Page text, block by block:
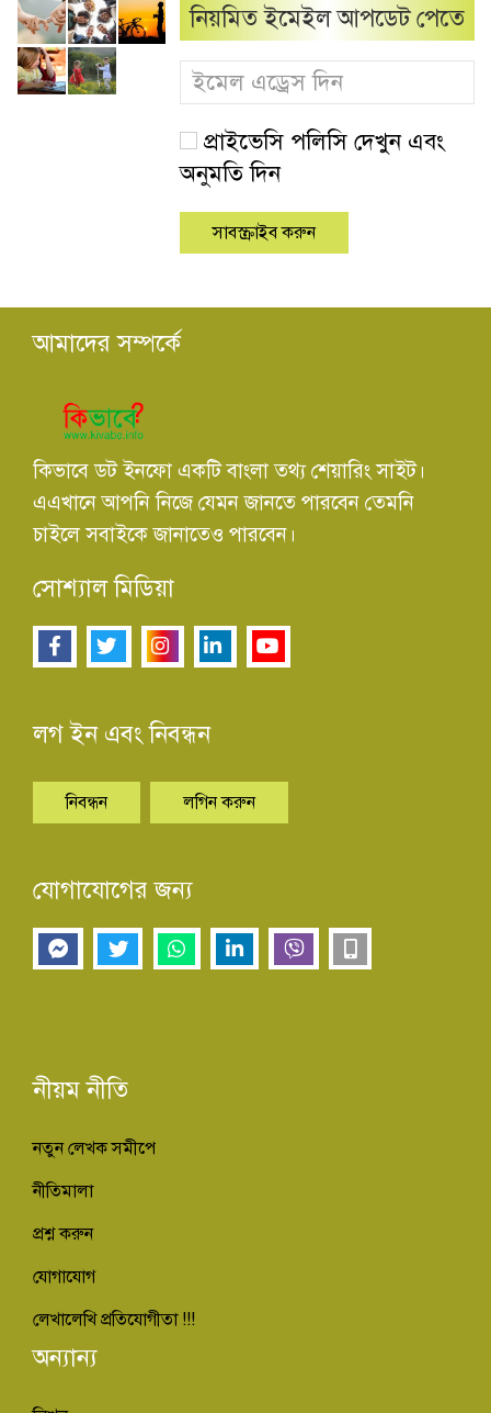
নিয়মিত ইমেইল আপডেট পেতে
প্রাইভেসি পলিসি দেখুন এবং
অনুমতি দিন
আমাদের সম্পর্কে
কিভাবে ডট ইনফো একটি বাংলা তথ্য শেয়ারিং সাইট।
এএখানে আপনি নিজে যেমন জানতে পারবেন তেমনি
চাইলে সবাইকে জানাতেও পারবেন।
সোশ্যাল মিডিয়া
লগ ইন এবং নিবন্ধন
নিবন্ধন লগিন করুন
যোগাযোগের জন্য
নীয়ম নীতি
নতুন লেখক সমীপে
নীতিমালা
প্রশ্ন করুন
যোগাযোগ
লেখালেখি প্রতিযোগীতা !!!
অন্যান্য